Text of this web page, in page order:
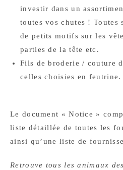
investir dans un
toutes vos chutes ! Toutes
de petits motifs sur les
parties de la tête etc.
Fils de broderie / couture
celles choisies en feutrine.
Le document « Notice »
liste détaillée de toutes les
ainsi qu’une liste de
Retrouve tous les animaux